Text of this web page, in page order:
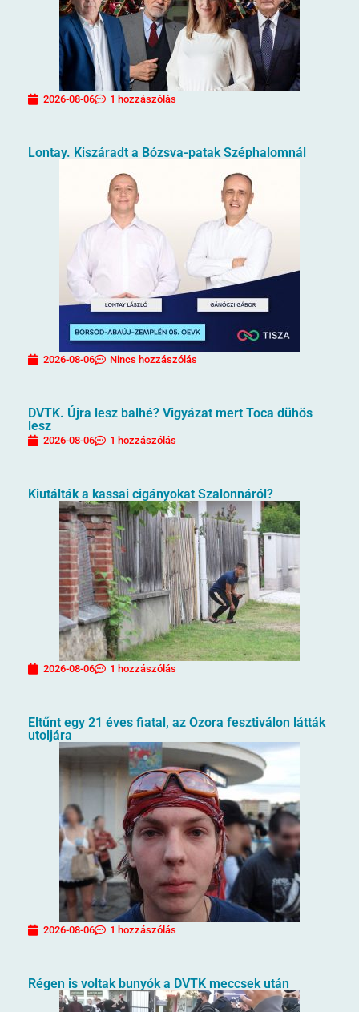
2026-08-06 1 hozzászólás
Lontay. Kiszáradt a Bózsva-patak Széphalomnál
2026-08-06 Nincs hozzászólás
DVTK. Újra lesz balhé? Vigyázat mert Toca dühös
lesz
2026-08-06 1 hozzászólás
Kiutálták a kassai cigányokat Szalonnáról?
2026-08-06 1 hozzászólás
Eltűnt egy 21 éves fiatal, az Ozora fesztiválon látták
utoljára
2026-08-06 1 hozzászólás
Régen is voltak bunyók a DVTK meccsek után